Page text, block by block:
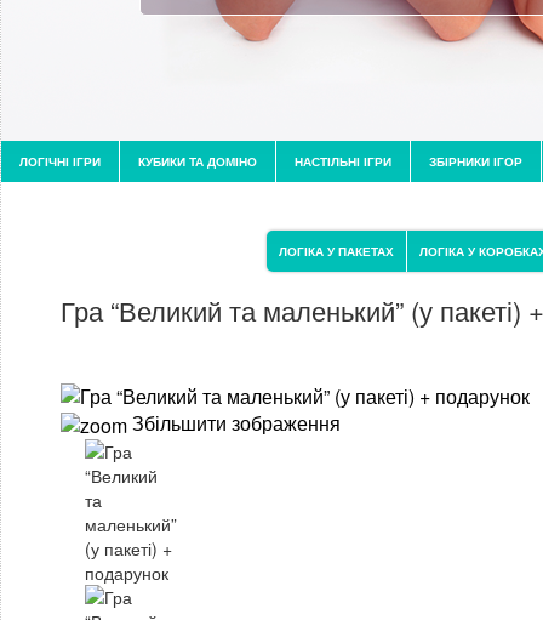
ЛОГІЧНІ ІГРИ КУБИКИ ТА ДОМІНО НАСТІЛЬНІ ІГРИ ЗБІРНИКИ ІГОР
ЛОГІКА У ПАКЕТАХ ЛОГІКА У
Гра “Великий та маленький” (у пакеті)
Збільшити зображення